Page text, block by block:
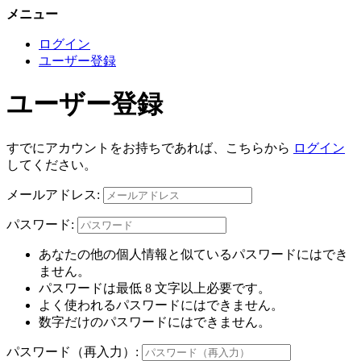
メニュー
ログイン
ユーザー登録
ユーザー登録
すでにアカウントをお持ちであれば、こちらから ログイン
してください。
メールアドレス:
パスワード:
あなたの他の個人情報と似ているパスワードにはでき
ません。
パスワードは最低 8 文字以上必要です。
よく使われるパスワードにはできません。
数字だけのパスワードにはできません。
パスワード（再入力）: